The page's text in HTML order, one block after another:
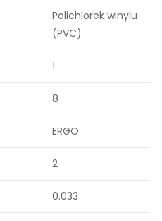
Polichlorek winylu
(PVC)
1
8
ERGO
2
0.033